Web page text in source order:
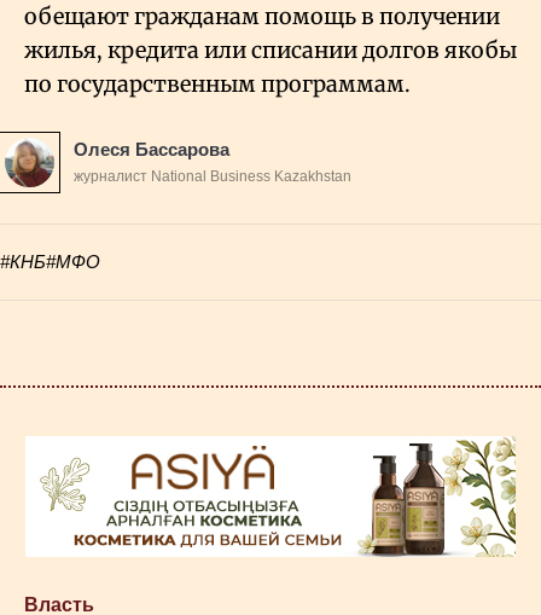
обещают гражданам помощь в получении
жилья, кредита или списании долгов якобы
по государственным программам.
Олеся Бассарова
журналист National Business Kazakhstan
#КНБ#МФО
Власть